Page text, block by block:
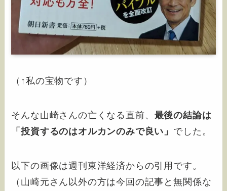
（↑私の宝物です）
そんな山崎さんの亡くなる直前、 最後の結論は
「投資するのはオルカンのみで良い」 でした。
以下の画像は週刊東洋経済からの引用です。
（山崎元さん以外の方は今回の記事と無関係な